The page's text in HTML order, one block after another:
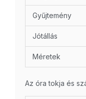
Gyűjtemény
Jótállás
Méretek
Az óra tokja és